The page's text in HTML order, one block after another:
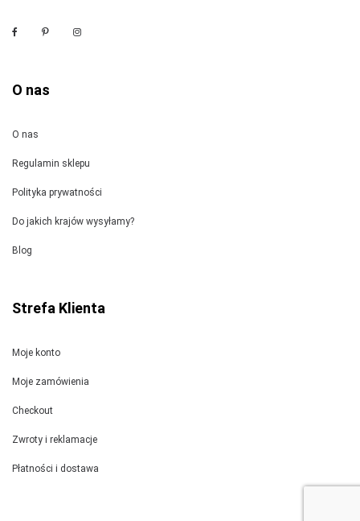
O nas
O nas
Regulamin sklepu
Polityka prywatności
Do jakich krajów wysyłamy?
Blog
Strefa Klienta
Moje konto
Moje zamówienia
Checkout
Zwroty i reklamacje
Płatności i dostawa